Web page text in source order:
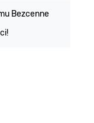
Bezcenne